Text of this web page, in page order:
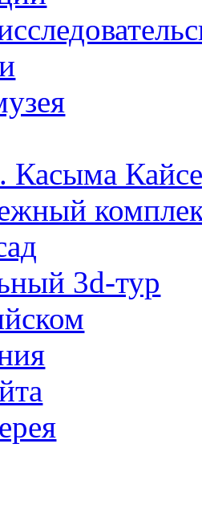
Касыма
3d-тур